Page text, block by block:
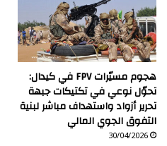
هجوم مسيّرات FPV في كيدال:
تحوّل نوعي في تكتيكات جبهة
تحرير أزواد واستهداف مباشر لبنية
التفوق الجوي المالي
30/04/2026